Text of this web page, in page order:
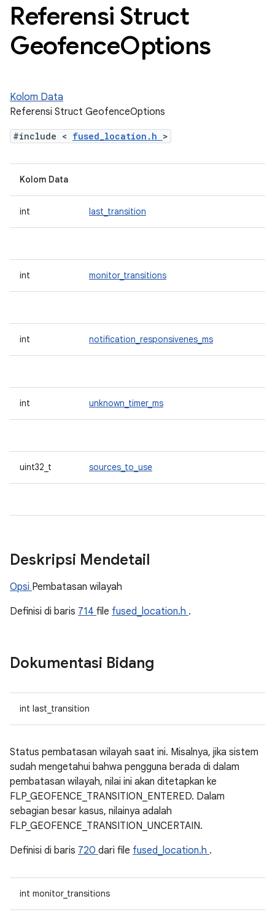
Referensi Struct
GeofenceOptions
Kolom Data
Referensi Struct GeofenceOptions
#include < fused_location.h >
Kolom Data
int last_transition
int monitor_transitions
int notification_responsivenes_ms
int unknown_timer_ms
uint32_t sources_to_use
Deskripsi Mendetail
Opsi Pembatasan wilayah
Definisi di baris 714 file fused_location.h .
Dokumentasi Bidang
int last_transition
Status pembatasan wilayah saat ini. Misalnya, jika sistem
sudah mengetahui bahwa pengguna berada di dalam
pembatasan wilayah, nilai ini akan ditetapkan ke
FLP_GEOFENCE_TRANSITION_ENTERED. Dalam
sebagian besar kasus, nilainya adalah
FLP_GEOFENCE_TRANSITION_UNCERTAIN.
Definisi di baris 720 dari file fused_location.h .
int monitor_transitions